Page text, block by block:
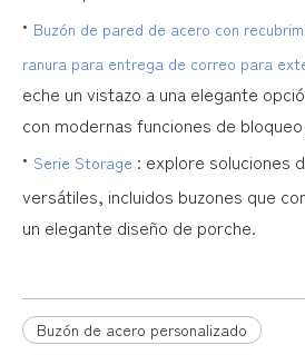
• Buzón de pared de acero con
ranura para entrega de correo para
eche un vistazo a una elegante
con modernas funciones de
• Serie Storage : explore soluciones
versátiles, incluidos buzones que
un elegante diseño de porche.
Buzón de acero personalizado